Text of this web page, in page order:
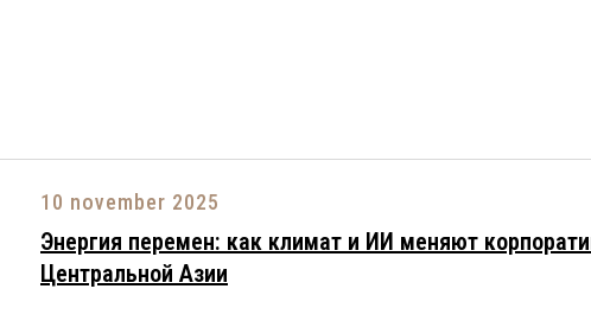
10 november 2025
Энергия перемен: как климат и ИИ меняют
Центральной Азии